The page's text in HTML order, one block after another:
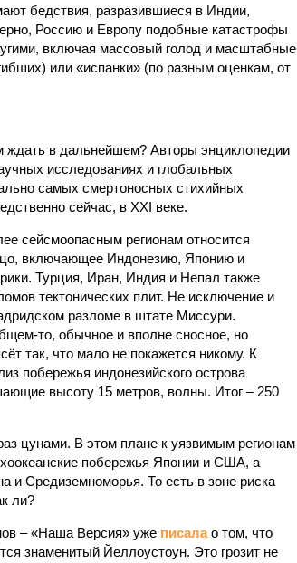
бедствия, разразившиеся в Индии,
Россию и Европу подобные катастрофы
включая массовый голод и масштабные
или «испанки» (по разным оценкам, от
в дальнейшем? Авторы энциклопедии
исследованиях и глобальных
самых смертоносных стихийных
сейчас, в XXI веке.
сейсмоопасным регионам относится
включающее Индонезию, Японию и
Турция, Иран, Индия и Непал также
тектонических плит. Не исключение и
разломе в штате Миссури.
то, обычное и вполне сносное, но
так, что мало не покажется никому. К
побережья индонезийского острова
высоту 15 метров, волны. Итог – 250
цунами. В этом плане к уязвимым регионам
побережья Японии и США, а
и Средиземноморья. То есть в зоне риска
ли?
– «Наша Версия» уже писалао том, что
знаменитый Йеллоустоун. Это грозит не